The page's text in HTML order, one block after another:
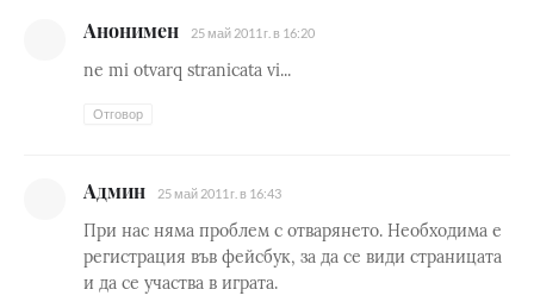
Анонимен 25 май 2011 г. в 16:20
ne mi otvarq stranicata vi...
Отговор
Админ 25 май 2011 г. в 16:43
При нас няма проблем с отварянето. Необходима е
регистрация във фейсбук, за да се види страницата
и да се участва в играта.